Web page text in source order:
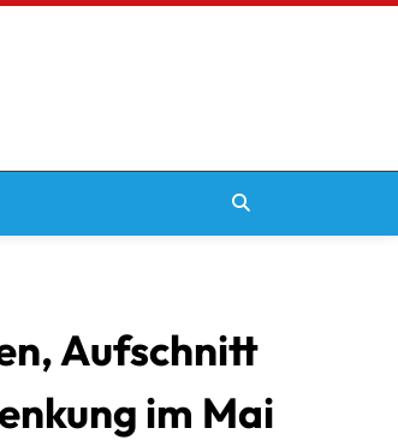
Aufschnitt
im Mai